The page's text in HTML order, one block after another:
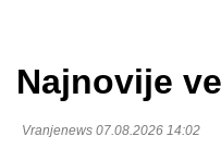
Najnovije
Vranjenews 07.08.2026 14:02